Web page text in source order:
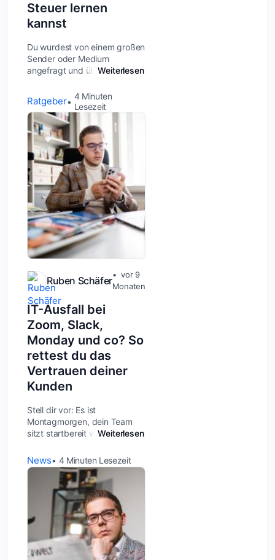
Steuer lernen
kannst
Du wurdest von einem großen
Sender oder Medium
angefragt und überlegst, ob
Ein aktueller Fall mit dem
bekannten Steuerberater
&quot;Mr. Steuer&quot;
Martin Richter zeigt e...
Weiterlesen
Ratgeber 4 Minuten
Lesezeit
Ruben Schäfer
vor 9
Monaten
IT-Ausfall bei
Zoom, Slack,
Monday und co? So
rettest du das
Vertrauen deiner
Kunden
Stell dir vor: Es ist
Montagmorgen, dein Team
sitzt startbereit vor den
nichts mehr. Slack lädt nicht,
Notion zeigt nur
Fehlermeldungen, und auch
Zapier streikt. Der Grun...
Weiterlesen
News 4 Minuten Lesezeit